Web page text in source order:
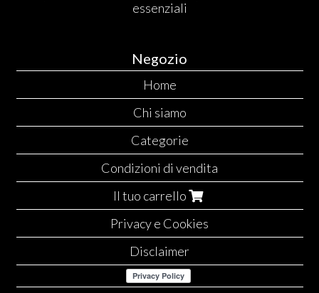
essenziali
Negozio
Home
Chi siamo
Categorie
Condizioni di vendita
Il tuo carrello
Privacy e Cookies
Disclaimer